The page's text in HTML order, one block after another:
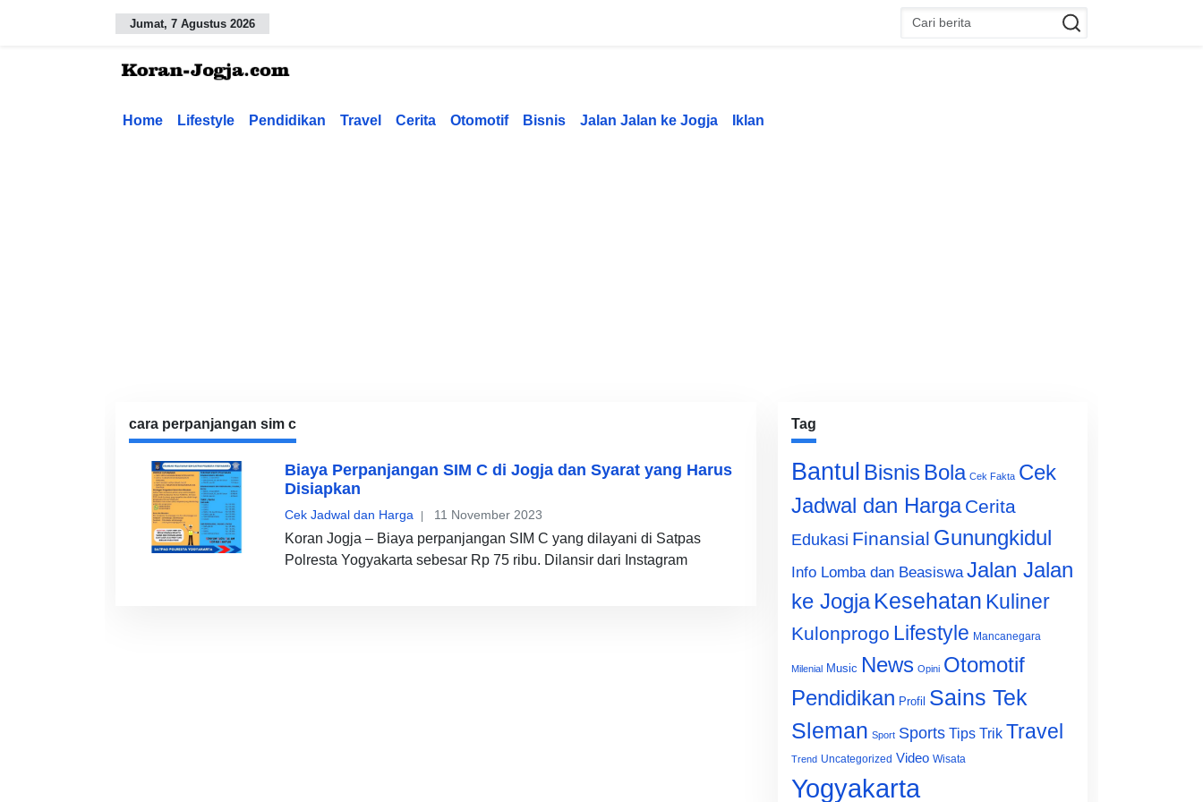
Jumat, 7 Agustus 2026
Home Lifestyle Pendidikan Travel Cerita Otomotif Bisnis Jalan Jalan ke Jogja Iklan
cara perpanjangan sim c
Biaya Perpanjangan SIM C di Jogja dan Syarat yang Harus
Disiapkan
Cek Jadwal dan Harga 11 November 2023
Koran Jogja – Biaya perpanjangan SIM C yang dilayani di Satpas
Polresta Yogyakarta sebesar Rp 75 ribu. Dilansir dari Instagram
Tag
Bantul Bisnis Bola Cek Fakta Cek
Jadwal dan Harga Cerita
Edukasi Finansial Gunungkidul
Info Lomba dan Beasiswa Jalan Jalan
ke Jogja Kesehatan Kuliner
Kulonprogo Lifestyle Mancanegara
Milenial Music News Opini Otomotif
Pendidikan Profil Sains Tek
Sleman Sport Sports Tips Trik Travel
Trend Uncategorized Video Wisata
Yogyakarta